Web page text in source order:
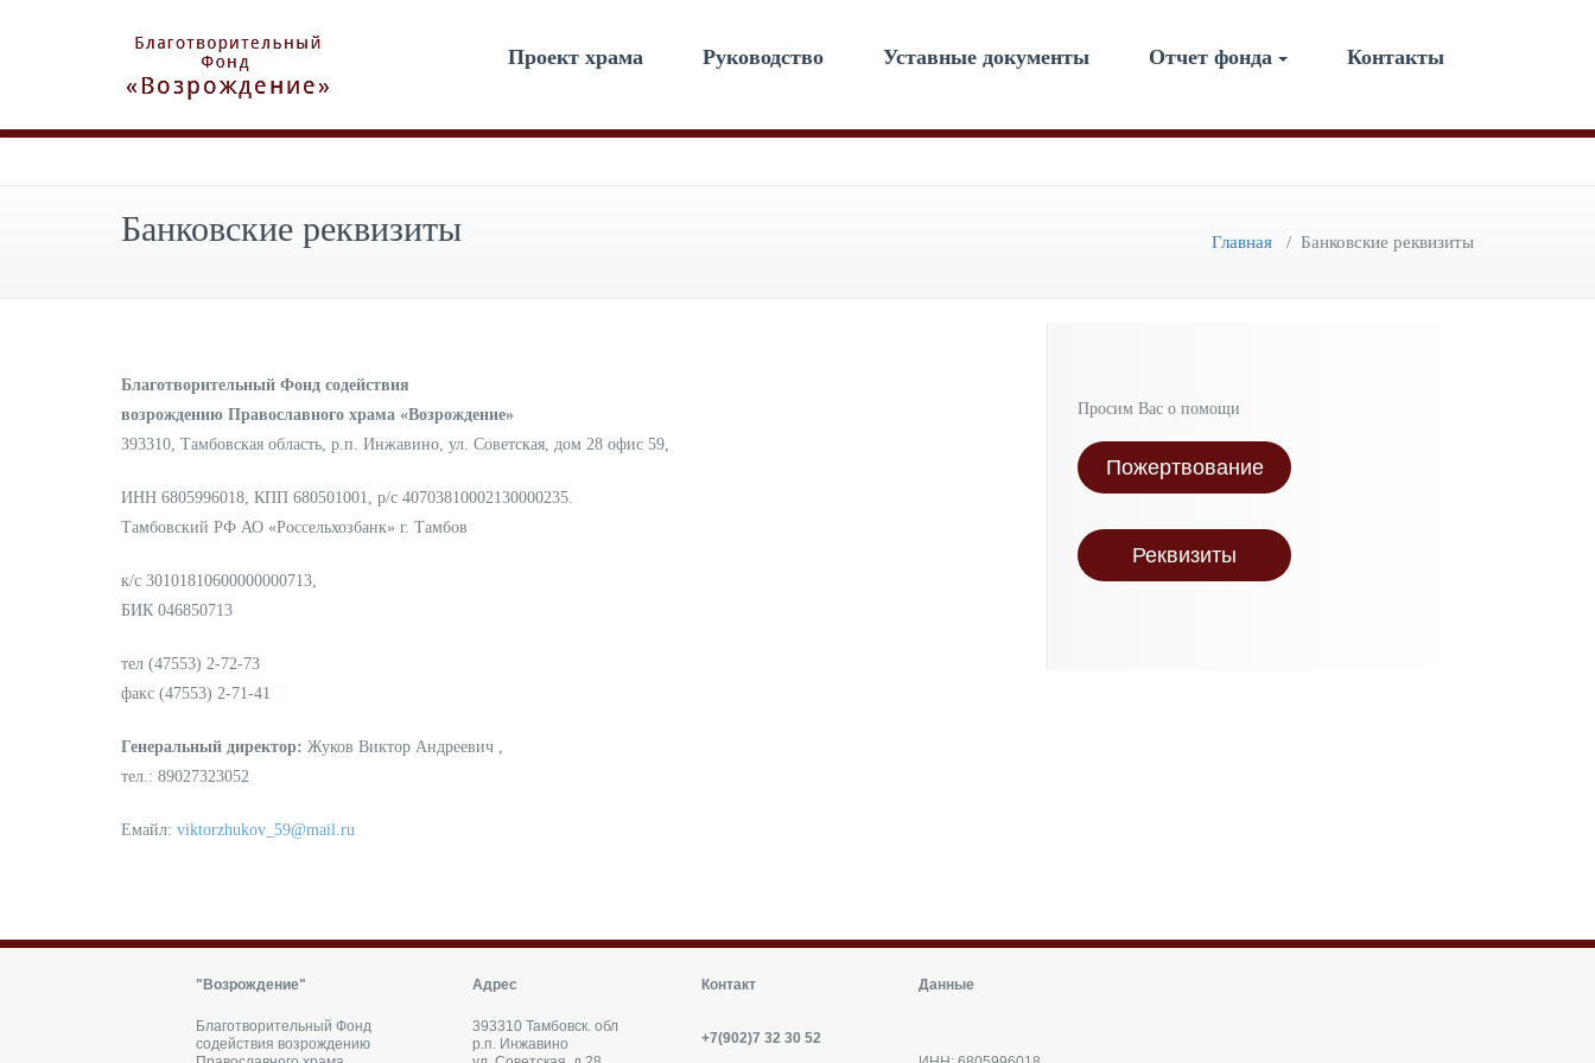
Проект храма Руководство Уставные документы Отчет фонда Контакты
Банковские реквизиты Главная / Банковские реквизиты
Благотворительный Фонд содействия
возрождению Православного храма «Возрождение»
393310, Тамбовская область, р.п. Инжавино, ул. Советская, дом 28 офис 59,
ИНН 6805996018, КПП 680501001, р/с 40703810002130000235.
Тамбовский РФ АО «Россельхозбанк» г. Тамбов
к/с 30101810600000000713,
БИК 046850713
тел (47553) 2-72-73
факс (47553) 2-71-41
Генеральный директор: Жуков Виктор Андреевич ,
тел.: 89027323052
Емайл: viktorzhukov_59@mail.ru
Просим Вас о помощи
Пожертвование
Реквизиты
"Возрождение"
Благотворительный Фонд
содействия возрождению
Адрес
393310 Тамбовск. обл
р.п. Инжавино
Контакт
+7(902)7 32 30 52
Данные